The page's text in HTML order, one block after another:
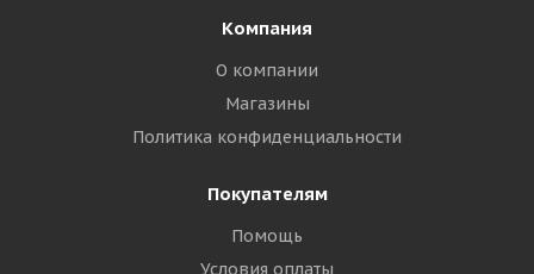
Компания
О компании
Магазины
Политика конфиденциальности
Покупателям
Помощь
Условия оплаты